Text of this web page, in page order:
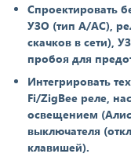
Спроектировать
УЗО (тип А/AC),
скачков в сети),
пробоя для
Интегрировать
Fi/ZigBee реле,
освещением
выключателя
клавишей).